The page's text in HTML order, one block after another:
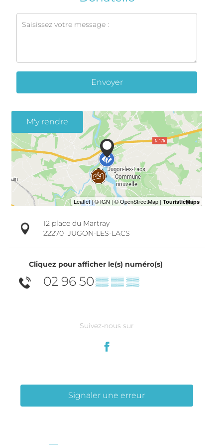
Envoyer
M'y rendre
12 place du Martray
22270 JUGON-LES-LACS
Cliquez pour afficher le(s) numéro(s)
02 96 50▒▒ ▒▒ ▒▒
Suivez-nous sur
Signaler une erreur